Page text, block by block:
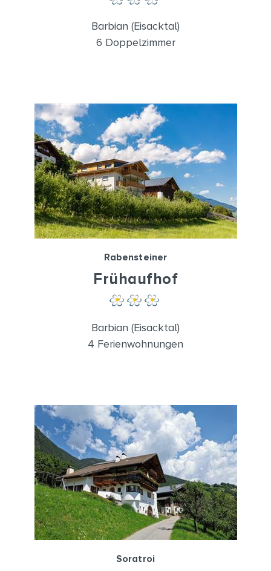
Barbian (Eisacktal)
6 Doppelzimmer
Rabensteiner
Frühaufhof
Barbian (Eisacktal)
4 Ferienwohnungen
Soratroi